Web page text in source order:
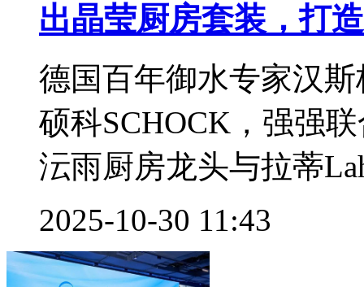
出晶莹厨房套装，打
德国百年御水专家汉斯
硕科SCHOCK，强强
沄雨厨房龙头与拉蒂
2025-10-30 11:43